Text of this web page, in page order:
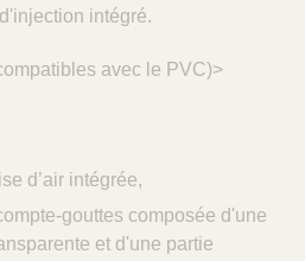
intégré.
avec le PVC)>
d’air intégrée,
gouttes composée d'une
et d'une partie